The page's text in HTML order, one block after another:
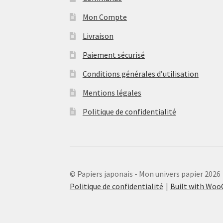
Mon Compte
Livraison
Paiement sécurisé
Conditions générales d’utilisation
Mentions légales
Politique de confidentialité
© Papiers japonais - Mon univers papier 2026
Politique de confidentialité
Built with